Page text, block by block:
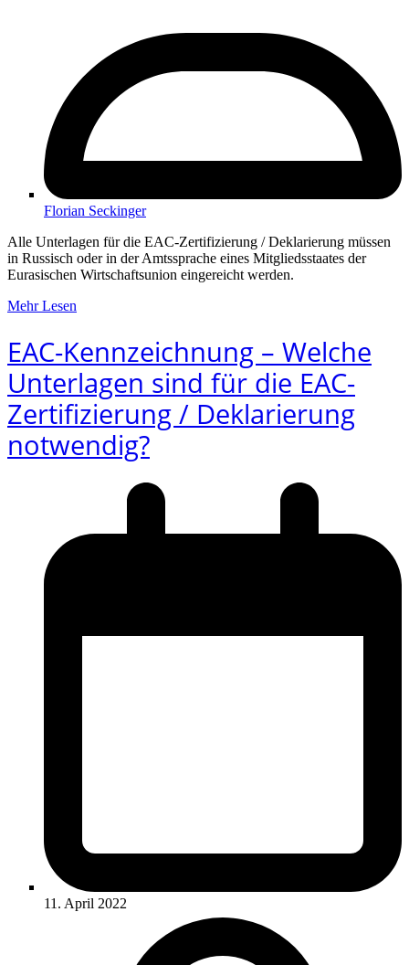
Florian Seckinger
Alle Unterlagen für die EAC-Zertifizierung / Deklarierung müssen
in Russisch oder in der Amtssprache eines Mitgliedsstaates der
Eurasischen Wirtschaftsunion eingereicht werden.
Mehr Lesen
EAC-Kennzeichnung – Welche
Unterlagen sind für die EAC-
Zertifizierung / Deklarierung
notwendig?
11. April 2022